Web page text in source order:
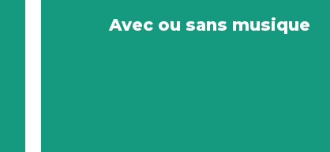
Avec ou sans musique